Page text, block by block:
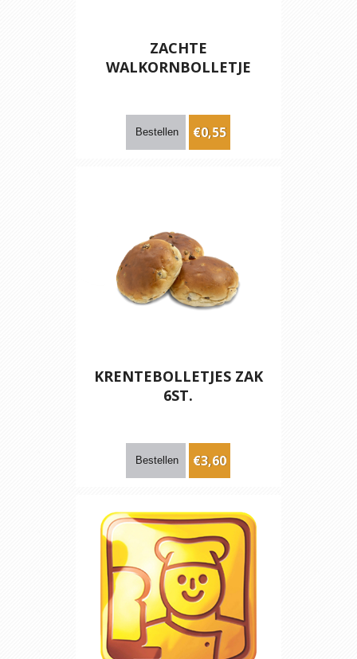
ZACHTE
WALKORNBOLLETJE
€0,55
KRENTEBOLLETJES ZAK
6ST.
€3,60